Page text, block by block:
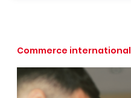
Commerce international